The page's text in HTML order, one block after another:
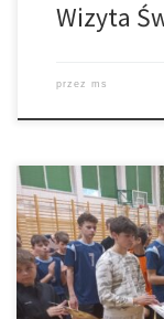
Wizyta
przez ms
Gratulujemy
dekanalnym piłki
młodszym i